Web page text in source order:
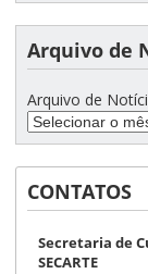
Arquivo de
Arquivo de
CONTATOS
Secretaria de
SECARTE